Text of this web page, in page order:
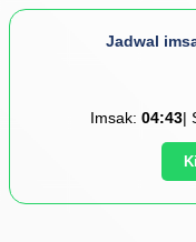
Jadwal
Imsak: 04:43|